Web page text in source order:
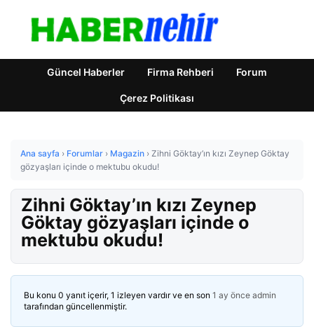
Güncel Haberler Firma Rehberi Forum
Çerez Politikası
Ana sayfa › Forumlar › Magazin › Zihni Göktay’ın kızı Zeynep Göktay
gözyaşları içinde o mektubu okudu!
Zihni Göktay’ın kızı Zeynep
Göktay gözyaşları içinde o
mektubu okudu!
Bu konu 0 yanıt içerir, 1 izleyen vardır ve en son 1 ay önce admin
tarafından güncellenmiştir.